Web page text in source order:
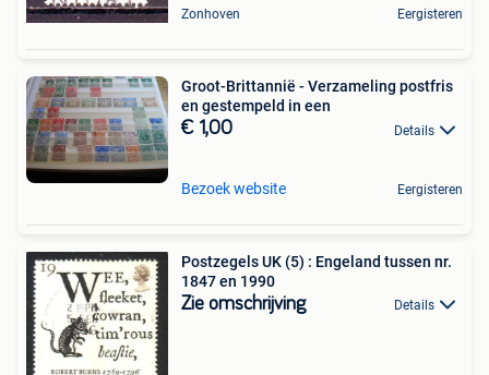
Zonhoven Eergisteren
Groot-Brittannië - Verzameling postfris
en gestempeld in een
€ 1,00 Details
Bezoek website Eergisteren
Postzegels UK (5) : Engeland tussen nr.
1847 en 1990
Zie omschrijving Details